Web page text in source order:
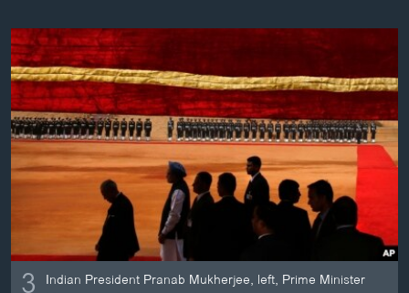
Indian President Pranab Mukherjee, left, Prime Minister